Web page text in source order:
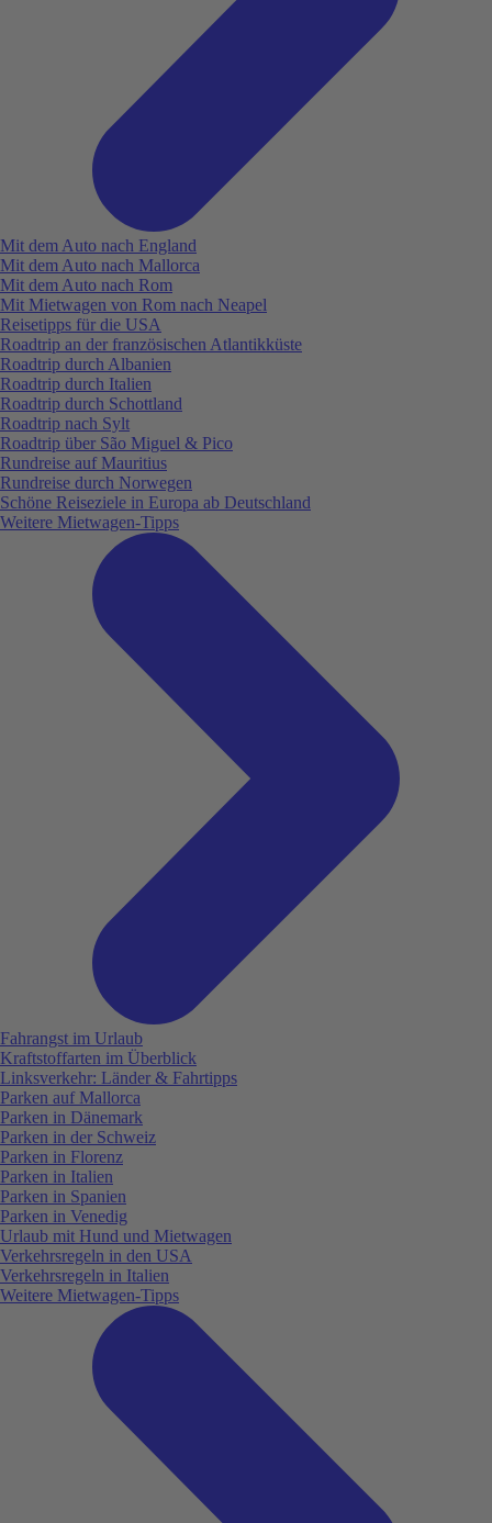
Mit dem Auto nach England
Mit dem Auto nach Mallorca
Mit dem Auto nach Rom
Mit Mietwagen von Rom nach Neapel
Reisetipps für die USA
Roadtrip an der französischen Atlantikküste
Roadtrip durch Albanien
Roadtrip durch Italien
Roadtrip durch Schottland
Roadtrip nach Sylt
Roadtrip über São Miguel & Pico
Rundreise auf Mauritius
Rundreise durch Norwegen
Schöne Reiseziele in Europa ab Deutschland
Weitere Mietwagen-Tipps
Fahrangst im Urlaub
Kraftstoffarten im Überblick
Linksverkehr: Länder & Fahrtipps
Parken auf Mallorca
Parken in Dänemark
Parken in der Schweiz
Parken in Florenz
Parken in Italien
Parken in Spanien
Parken in Venedig
Urlaub mit Hund und Mietwagen
Verkehrsregeln in den USA
Verkehrsregeln in Italien
Weitere Mietwagen-Tipps